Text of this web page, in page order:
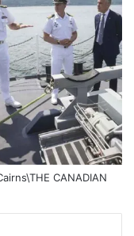
CANADIAN